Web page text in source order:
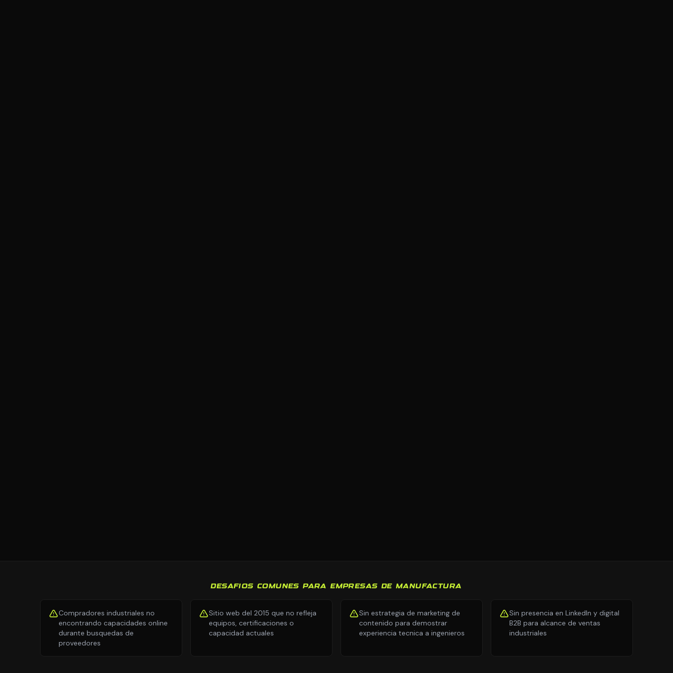
DESAFIOS COMUNES PARA EMPRESAS DE MANUFACTURA
Compradores industriales no
encontrando capacidades online
durante busquedas de
proveedores
Sitio web del 2015 que no refleja
equipos, certificaciones o
capacidad actuales
Sin estrategia de marketing de
contenido para demostrar
experiencia tecnica a ingenieros
Sin presencia en LinkedIn y digital
B2B para alcance de ventas
industriales